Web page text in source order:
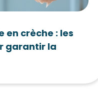
en crèche : les
garantir la